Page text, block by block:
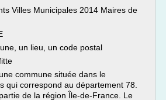
Villes Municipales 2014 Maires de
un lieu, un code postal
commune située dans le
qui correspond au département 78.
de la région Île-de-France. Le